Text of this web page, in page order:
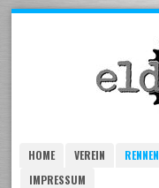
HOME VEREIN RENNEN
IMPRESSUM